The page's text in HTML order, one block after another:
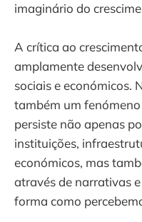
imaginário do
A crítica ao
amplamente
sociais e económicos.
também um
persiste não apenas
instituições,
económicos, mas
através de narrativas
forma como